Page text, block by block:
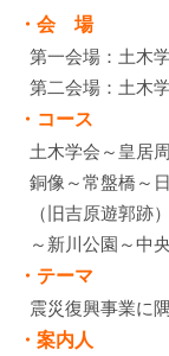
・会 場
第一会場：土木
第二会場：土木
・コース
土木学会～皇居
銅像～常盤橋～
（旧吉原遊郭跡
～新川公園～中
・テーマ
震災復興事業に
・案内人